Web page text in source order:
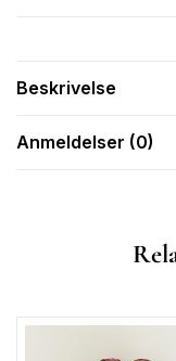
Beskrivelse
Anmeldelser (0)